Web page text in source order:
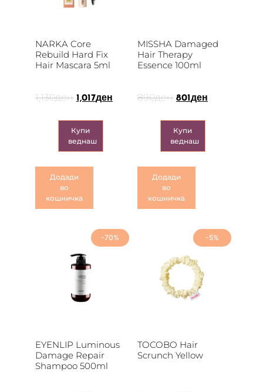
NARKA Core
Rebuild Hard Fix
Hair Mascara 5ml
1,130ден 1,017ден
Купи
веднаш
Додади
во
кошничка
MISSHA Damaged
Hair Therapy
Essence 100ml
890ден 801ден
Купи
веднаш
Додади
во
кошничка
-70%
EYENLIP Luminous
Damage Repair
Shampoo 500ml
-5%
TOCOBO Hair
Scrunch Yellow